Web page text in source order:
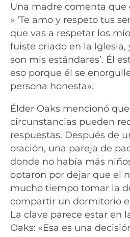
Una madre comenta que
» ‘Te amo y respeto tus
que vas a respetar los
fuiste criado en la Iglesia,
son mis estándares’. Él
eso porque él se
persona honesta».
Élder Oaks mencionó
circunstancias pueden
respuestas. Después de
oración, una pareja de
donde no había más
optaron por dejar que el
mucho tiempo tomar la
compartir un dormitorio
La clave parece estar en
Oaks: «Esa es una